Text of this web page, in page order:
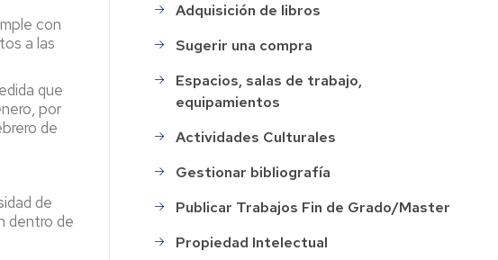
con
a las
que
por
de
de
dentro de
Adquisición de libros
Sugerir una compra
Espacios, salas de trabajo,
equipamientos
Actividades Culturales
Gestionar bibliografía
Publicar Trabajos Fin de Grado/Master
Propiedad Intelectual